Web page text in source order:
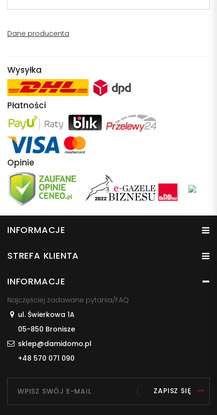
Dane producenta
Wysyłka
Płatności
Opinie
INFORMACJE
STREFA KLIENTA
INFORMACJE
Najczęściej zadawane pytania/FAQ
ul. Świerkowa 1A
05-850 Bronisze
sklep@damidomo.pl
+48 570 071 090
ZAPISZ SIĘ